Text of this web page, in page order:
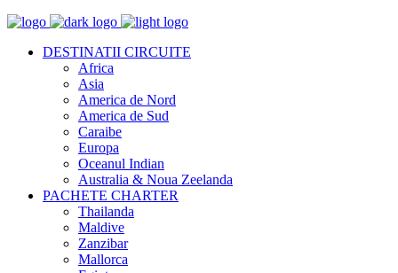
DESTINATII CIRCUITE
Africa
Asia
America de Nord
America de Sud
Caraibe
Europa
Oceanul Indian
Australia & Noua Zeelanda
PACHETE CHARTER
Thailanda
Maldive
Zanzibar
Mallorca